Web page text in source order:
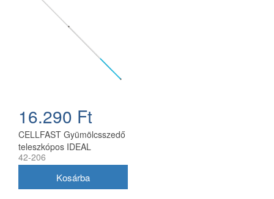
16.290 Ft
CELLFAST Gyümölcsszedő
teleszkópos IDEAL
42-206